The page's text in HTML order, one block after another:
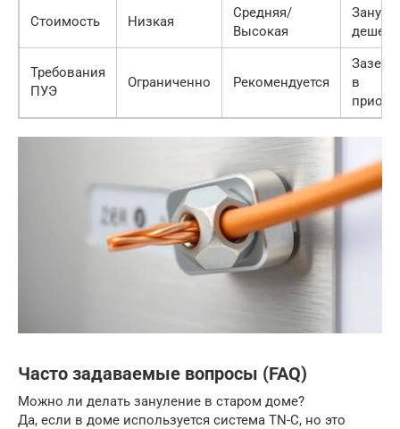
Стоимость Низкая
Средняя/
Высокая
Требования
ПУЭ
Ограниченно Рекомендуется
в
Часто задаваемые вопросы (FAQ)
Можно ли делать зануление в старом доме?
Да, если в доме используется система TN-C, но это